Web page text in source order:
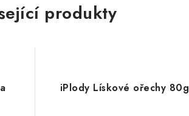
produkty
iPlody Lískové ořechy 80g